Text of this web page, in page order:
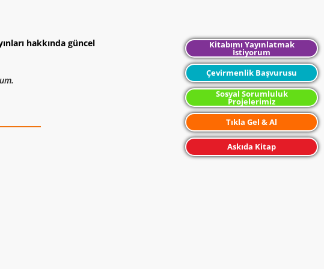
hakkında güncel Kitabımı Yayınlatmak
İstiyorum
Çevirmenlik Başvurusu
Sosyal Sorumluluk
Projelerimiz
Tıkla Gel & Al
Askıda Kitap